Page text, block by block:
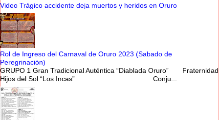
Video Trágico accidente deja muertos y heridos en Oruro
Rol de Ingreso del Carnaval de Oruro 2023 (Sabado de
Peregrinación)
GRUPO 1 Gran Tradicional Auténtica “Diablada Oruro” Fraternidad
Hijos del Sol “Los Incas” Conju...